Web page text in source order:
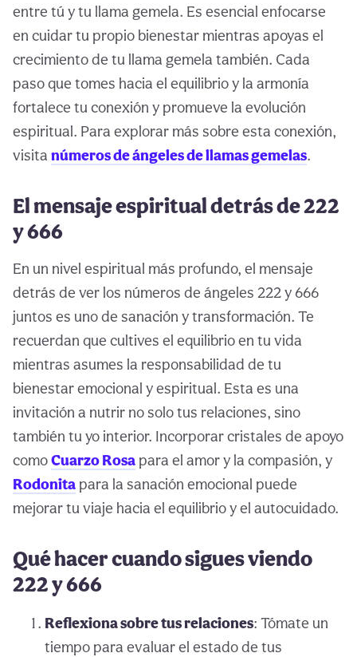
entre tú y tu llama gemela. Es esencial enfocarse
en cuidar tu propio bienestar mientras apoyas el
crecimiento de tu llama gemela también. Cada
paso que tomes hacia el equilibrio y la armonía
fortalece tu conexión y promueve la evolución
espiritual. Para explorar más sobre esta conexión,
visita números de ángeles de llamas gemelas.
El mensaje espiritual detrás de 222
y 666
En un nivel espiritual más profundo, el mensaje
detrás de ver los números de ángeles 222 y 666
juntos es uno de sanación y transformación. Te
recuerdan que cultives el equilibrio en tu vida
mientras asumes la responsabilidad de tu
bienestar emocional y espiritual. Esta es una
invitación a nutrir no solo tus relaciones, sino
también tu yo interior. Incorporar cristales de apoyo
comoCuarzo Rosa para el amor y la compasión, y
Rodonita para la sanación emocional puede
mejorar tu viaje hacia el equilibrio y el autocuidado.
Qué hacer cuando sigues viendo
222 y 666
Reflexiona sobre tus relaciones: Tómate un
tiempo para evaluar el estado de tus